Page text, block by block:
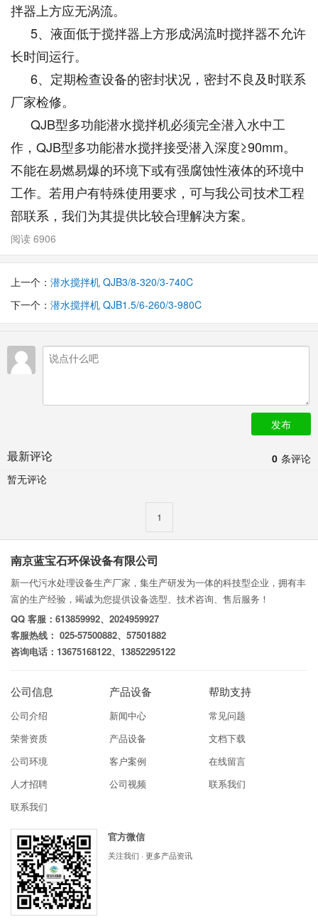
拌器上方应无涡流。
5、液面低于搅拌器上方形成涡流时搅拌器不允许
长时间运行。
6、定期检查设备的密封状况，密封不良及时联系
厂家检修。
QJB型多功能潜水搅拌机必须完全潜入水中工
作，QJB型多功能潜水搅拌接受潜入深度≥90mm。
不能在易燃易爆的环境下或有强腐蚀性液体的环境中
工作。若用户有特殊使用要求，可与我公司技术工程
部联系，我们为其提供比较合理解决方案。
阅读 6906
上一个： 潜水搅拌机 QJB3/8-320/3-740C
下一个： 潜水搅拌机 QJB1.5/6-260/3-980C
发布
0 条评论
最新评论
暂无评论
1
南京蓝宝石环保设备有限公司
新一代污水处理设备生产厂家，集生产研发为一体的科技型企业，拥有丰
富的生产经验，竭诚为您提供设备选型、技术咨询、售后服务！
QQ 客服：613859992、2024959927
客服热线： 025-57500882、57501882
咨询电话：13675168122、13852295122
公司信息
公司介绍
荣誉资质
公司环境
人才招聘
联系我们
产品设备
新闻中心
产品设备
客户案例
公司视频
帮助支持
常见问题
文档下载
在线留言
联系我们
官方微信
关注我们 · 更多产品资讯